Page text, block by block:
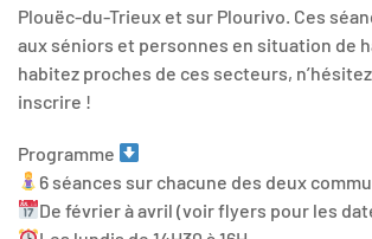
Plouëc-du-Trieux et sur Plourivo. Ces
aux séniors et personnes en situation de
habitez proches de ces secteurs,
inscrire !
Programme
6 séances sur chacune des deux
De février à avril (voir flyers pour les